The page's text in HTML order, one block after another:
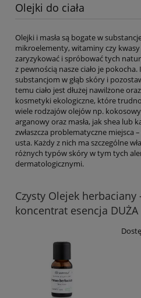
Olejki do ciała
Olejki i masła są bogate w
mikroelementy, witaminy czy kwasy
zaryzykować i spróbować tych
z pewnością nasze ciało je
substancjom w głąb skóry i
temu ciało jest dłużej nawilżone
kosmetyki ekologiczne, które
wiele rodzajów olejów np.
arganowy oraz masła, jak shea lub
zwłaszcza problematyczne miejsca
usta. Każdy z nich ma szczególne
różnych typów skóry w tym tych
dermatologicznymi.
Czysty Olejek
koncentrat esencja